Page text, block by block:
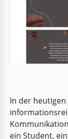
In der
ein Student,